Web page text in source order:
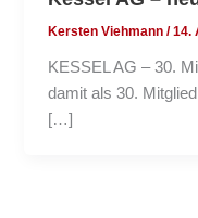
Kersten Viehmann/14.
KESSEL AG – 30.
damit als 30.
[…]